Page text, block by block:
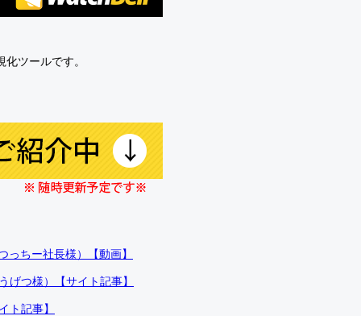
ツールです。
ちー社長様）【動画】
げつ様）【サイト記事】
ト記事】